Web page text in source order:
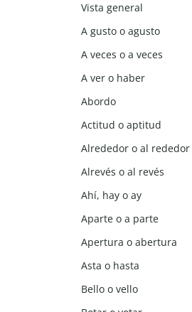
Vista general
A gusto o agusto
A veces o a veces
A ver o haber
Abordo
Actitud o aptitud
Alrededor o al rededor
Alrevés o al revés
Ahí, hay o ay
Aparte o a parte
Apertura o abertura
Asta o hasta
Bello o vello